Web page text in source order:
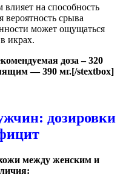
на способность
срыва
может ощущаться
икрах.
доза – 320
— 390 мг.[/stextbox]
дозировки
между женским и